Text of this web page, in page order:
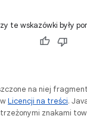
te wskazówki były
na niej
Licencji na treści.
znakami